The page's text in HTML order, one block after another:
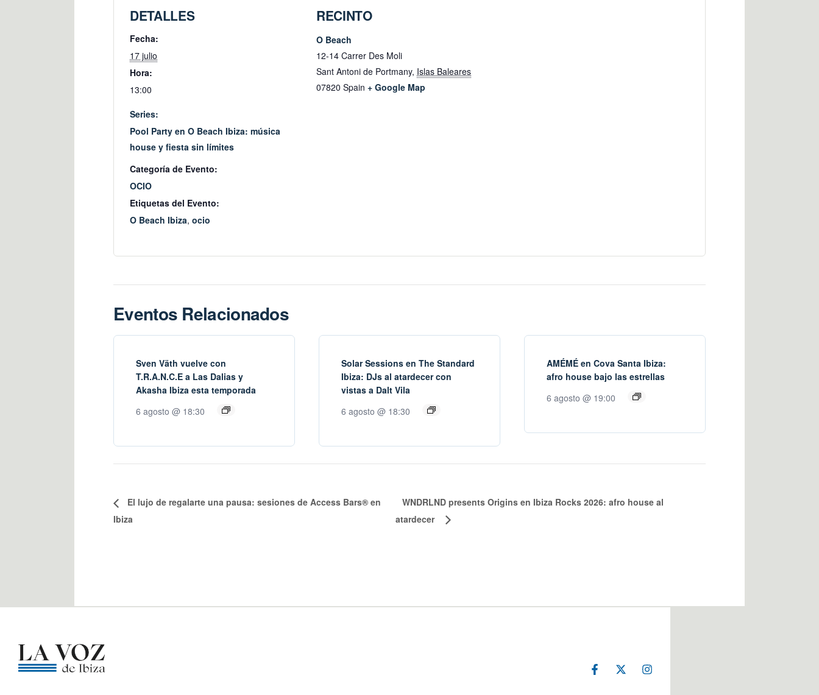
DETALLES
Fecha:
17 julio
Hora:
13:00
Series:
Pool Party en O Beach Ibiza: música
house y fiesta sin límites
Categoría de Evento:
OCIO
Etiquetas del Evento:
O Beach Ibiza, ocio
RECINTO
O Beach
12-14 Carrer Des Moli
Sant Antoni de Portmany, Islas Baleares
07820 Spain + Google Map
Eventos Relacionados
Sven Väth vuelve con
T.R.A.N.C.E a Las Dalias y
Akasha Ibiza esta temporada
6 agosto @ 18:30
Solar Sessions en The Standard
Ibiza: DJs al atardecer con
vistas a Dalt Vila
6 agosto @ 18:30
AMÉMÉ en Cova Santa Ibiza:
afro house bajo las estrellas
6 agosto @ 19:00
El lujo de regalarte una pausa: sesiones de Access Bars® en
Ibiza
WNDRLND presents Origins en Ibiza Rocks 2026: afro house al
atardecer
F
a
X
-
I
n